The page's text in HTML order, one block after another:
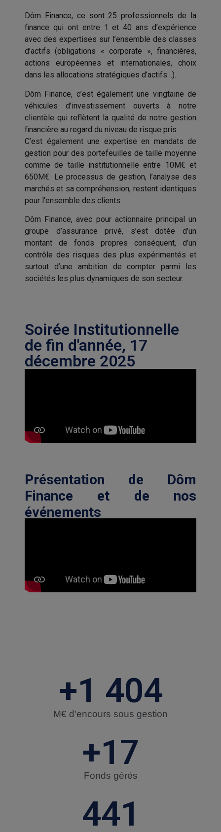
Dôm Finance, ce sont 25 professionnels de la
finance qui ont entre 1 et 40 ans d’expérience
avec des expertises sur l’ensemble des classes
d’actifs (obligations « corporate », financières,
actions européennes et internationales, choix
dans les allocations stratégiques d’actifs…).
Dôm Finance, c’est également une vingtaine de
véhicules d’investissement ouverts à notre
clientèle qui reflètent la qualité de notre gestion
financière au regard du niveau de risque pris.
C’est également une expertise en mandats de
gestion pour des portefeuilles de taille moyenne
comme de taille institutionnelle entre 10M€ et
650M€. Le processus de gestion, l’analyse des
marchés et sa compréhension, restent identiques
pour l’ensemble des clients.
Dôm Finance, avec pour actionnaire principal un
groupe d’assurance privé, s’est dotée d’un
montant de fonds propres conséquent, d’un
contrôle des risques des plus expérimentés et
surtout d’une ambition de compter parmi les
sociétés les plus dynamiques de son secteur.
Soirée Institutionnelle
de fin d'année, 17
décembre 2025
Présentation de Dôm
Finance et de nos
événements
M€ d'encours sous gestion
+1 550
Fonds gérés
+20
500